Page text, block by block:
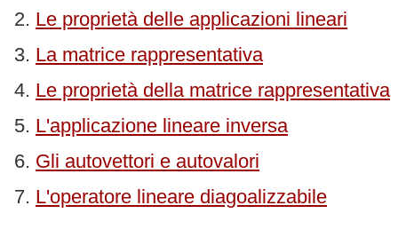
Le proprietà delle applicazioni lineari
La matrice rappresentativa
Le proprietà della matrice rappresentativa
L'applicazione lineare inversa
Gli autovettori e autovalori
L'operatore lineare diagoalizzabile